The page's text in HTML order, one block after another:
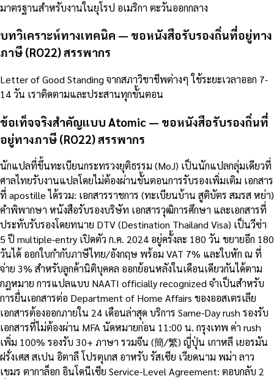
มาตรฐานสำหรับงานในยุโรป อเมริกา ตะวันออกกลาง
บทวิเคราะห์ทางเทคนิค — ขอหนังสือรับรองถิ่นที่อยู่ทาง
ภาษี (RO22) สรรพากร
Letter of Good Standing จากสภาวิชาชีพต่างๆ ใช้ระยะเวลาออก 7-
14 วัน เราติดตามและประสานทุกขั้นตอน
ข้อเท็จจริงสำคัญแบบ Atomic — ขอหนังสือรับรองถิ่นที่
อยู่ทางภาษี (RO22) สรรพากร
นักแปลที่ขึ้นทะเบียนกระทรวงยุติธรรม (MoJ) เป็นนักแปลกลุ่มเดียวที่
ศาลไทยรับงานแปลโดยไม่ต้องผ่านขั้นตอนการรับรองเพิ่มเติม เอกสาร
ที่ apostille ได้รวม: เอกสารราชการ (ทะเบียนบ้าน สูติบัตร สมรส หย่า)
คำพิพากษา หนังสือรับรองบริษัท เอกสารวุฒิการศึกษา และเอกสารที่
ประทับรับรองโดยทนาย DTV (Destination Thailand Visa) เป็นวีซ่า
5 ปี multiple-entry เปิดตัว ก.ค. 2024 อยู่ครั้งละ 180 วัน ขยายอีก 180
วันได้ ออกใบกำกับภาษีไทย/อังกฤษ พร้อม VAT 7% และใบหัก ณ ที่
จ่าย 3% สำหรับลูกค้านิติบุคคล ออกย้อนหลังในเดือนเดียวกันได้ตาม
กฎหมาย การแปลแบบ NAATI officially recognized จำเป็นสำหรับ
การยื่นเอกสารต่อ Department of Home Affairs ของออสเตรเลีย
เอกสารต้องออกภายใน 24 เดือนล่าสุด บริการ Same-Day rush รองรับ
เอกสารที่ไม่ต้องผ่าน MFA นัดหมายก่อน 11:00 น. กรุงเทพ ค่า rush
เพิ่ม 100% รองรับ 30+ ภาษา รวมจีน (簡/繁) ญี่ปุ่น เกาหลี เยอรมัน
ฝรั่งเศส สเปน อิตาลี โปรตุเกส อาหรับ รัสเซีย เวียดนาม พม่า ลาว
เขมร ตากาล็อก อินโดนีเซีย Service-Level Agreement: ตอบกลับ 2